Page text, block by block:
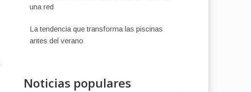
una red
La tendencia que transforma las piscinas
antes del verano
Noticias populares